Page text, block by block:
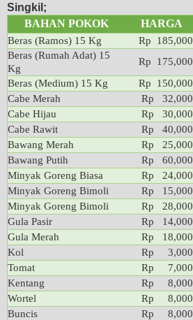
Singkil;
BAHAN POKOK
HARGA
Beras (Ramos) 15 Kg
Rp 185,000
Beras (Rumah Adat) 15
Kg
Rp 175,000
Beras (Medium) 15 Kg
Rp 150,000
Cabe Merah
Rp 32,000
Cabe Hijau
Rp 30,000
Cabe Rawit
Rp 40,000
Bawang Merah
Rp 25,000
Bawang Putih
Rp 60,000
Minyak Goreng Biasa
Rp 24,000
Minyak Goreng Bimoli
Rp 15,000
Minyak Goreng Bimoli
Rp 28,000
Gula Pasir
Rp 14,000
Gula Merah
Rp 18,000
Kol
Rp 3,000
Tomat
Rp 7,000
Kentang
Rp 8,000
Wortel
Rp 8,000
Buncis
Rp 8,000